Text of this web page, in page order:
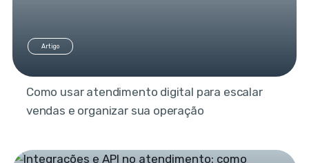
Artigo
Como usar atendimento digital para escalar
vendas e organizar sua operação